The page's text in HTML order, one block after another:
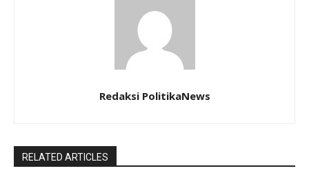
Redaksi PolitikaNews
RELATED ARTICLES